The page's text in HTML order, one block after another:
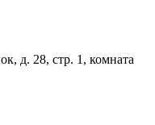
д. 28, стр. 1, комната